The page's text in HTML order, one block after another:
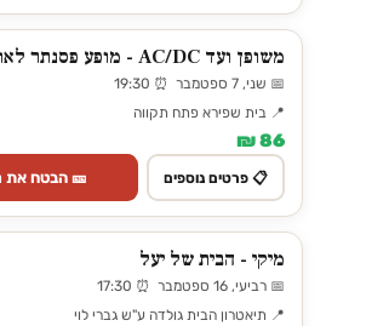
משופן ועד AC/DC - מופע פסנתר לאור נרות
📅 שני, 7 ספטמבר ⏰ 19:30
📍 בית שפירא פתח תקווה
86 ₪
📋 פרטים נוספים 🎫 הבטח את
מיקי - הבית של יעל
📅 רביעי, 16 ספטמבר ⏰ 17:30
📍 תיאטרון הבית גולדה ע"ש גברי לוי